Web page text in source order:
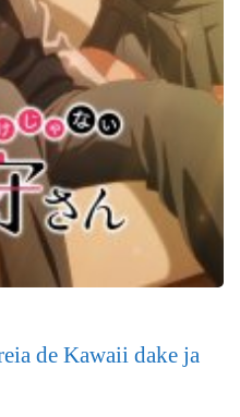
de Kawaii dake ja